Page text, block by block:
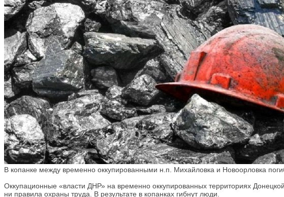
В копанке между временно оккупированными н.п. Михайловка и Новоорловка
Оккупационные «власти ДНР» на временно оккупированных территориях
ни правила охраны труда. В результате в копанках гибнут люди.